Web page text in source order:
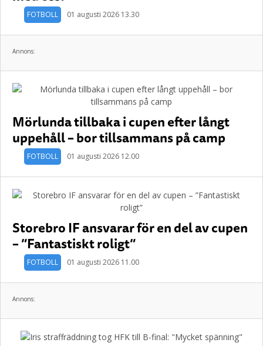
FOTBOLL 01 augusti 2026 13.30
Annons:
Mörlunda tillbaka i cupen efter långt
uppehåll – bor tillsammans på camp
FOTBOLL 01 augusti 2026 12.00
Storebro IF ansvarar för en del av cupen
– ”Fantastiskt roligt”
FOTBOLL 01 augusti 2026 11.00
Annons: